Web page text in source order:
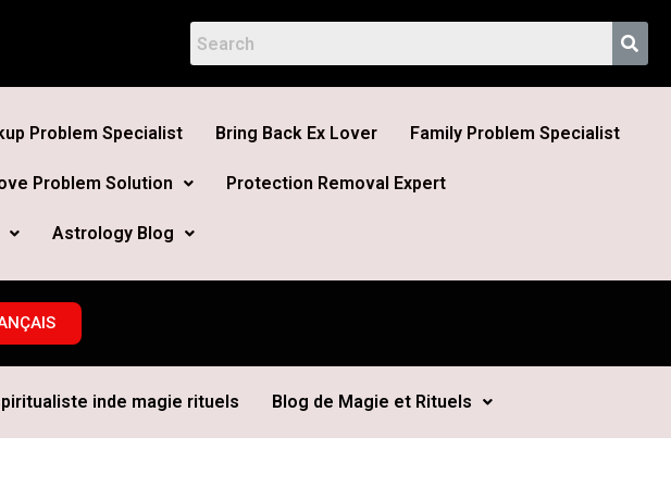
Problem Specialist Bring Back Ex Lover Family Problem Specialist
Problem Solution Protection Removal Expert
Astrology Blog
inde magie rituels Blog de Magie et Rituels